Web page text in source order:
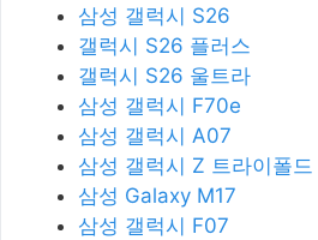
삼성 갤럭시 S26
갤럭시 S26 플러스
갤럭시 S26 울트라
삼성 갤럭시 F70e
삼성 갤럭시 A07
삼성 갤럭시 Z 트라이폴드
삼성 Galaxy M17
삼성 갤럭시 F07